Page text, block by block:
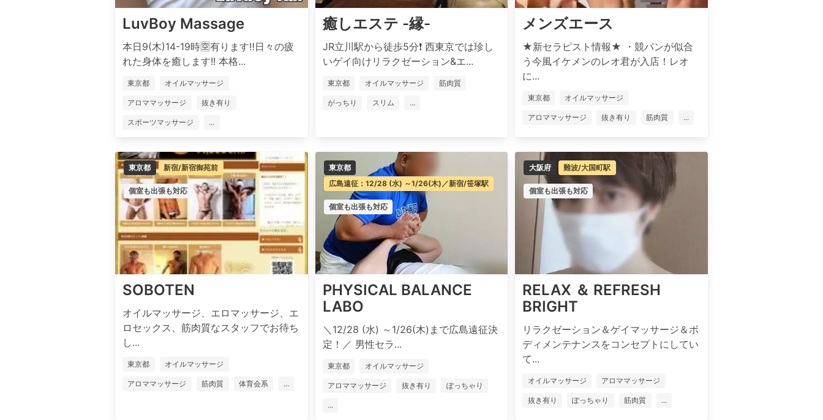
LuvBoy Massage
本日9(木)14-19時🈳有ります‼️日々の疲
れた身体を癒します!! 本格...
東京都 オイルマッサージ
アロママッサージ 抜き有り
スポーツマッサージ ...
癒しエステ -縁-
JR立川駅から徒歩5分❗️ 西東京では珍し
いゲイ向けリラクゼーション&エ...
東京都 オイルマッサージ 筋肉質
がっちり スリム ...
メンズエース
★新セラピスト情報★ ・競パンが似合
う今風イケメンのレオ君が入店！レオ
に...
東京都 オイルマッサージ
アロママッサージ 抜き有り 筋肉質 ...
東京都 新宿/新宿御苑前
個室も出張も対応
SOBOTEN
オイルマッサージ、エロマッサージ、エ
ロセックス、筋肉質なスタッフでお待ち
し...
東京都 オイルマッサージ
アロママッサージ 筋肉質 体育会系 ...
東京都
広島遠征：12/28 (水) ～1/26(木)／新宿/笹塚駅
個室も出張も対応
PHYSICAL BALANCE
LABO
＼12/28 (水) ～1/26(木)まで広島遠征決
定！／ 男性セラ...
東京都 オイルマッサージ
アロママッサージ 抜き有り ぽっちゃり
...
大阪府 難波/大国町駅
個室も出張も対応
RELAX ＆ REFRESH
BRIGHT
リラクゼーション＆ゲイマッサージ＆ボ
ディメンテナンスをコンセプトにしてい
て...
オイルマッサージ アロママッサージ
抜き有り ぽっちゃり 筋肉質 ...